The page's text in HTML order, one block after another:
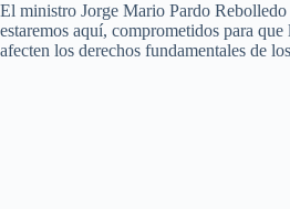
El ministro Jorge Mario Pardo Rebolledo
estaremos aquí, comprometidos para
afecten los derechos fundamentales de